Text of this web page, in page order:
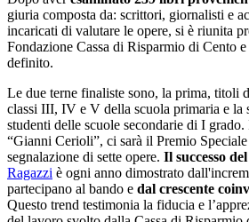
giuria composta da: scrittori, giornalisti e
incaricati di valutare le opere, si è riunita
Fondazione Cassa di Risparmio di Cento
definito.
Le due terne finaliste sono, la prima, titoli
classi III, IV e V della scuola primaria e la
studenti delle scuole secondarie di I
“Gianni Cerioli”, ci sarà il Premio
segnalazione di sette opere. Il successo del
Ragazzi è ogni anno dimostrato
partecipano al bando e dal crescente
Questo trend testimonia la fiducia e